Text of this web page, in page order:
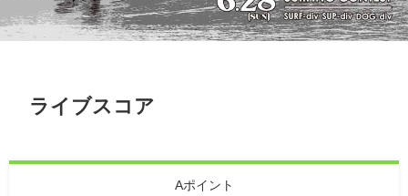
ライブスコア
Aポイント